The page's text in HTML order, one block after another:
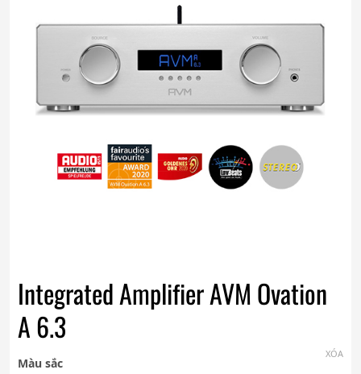
Integrated Amplifier AVM Ovation
A 6.3
Màu sắc
XÓA